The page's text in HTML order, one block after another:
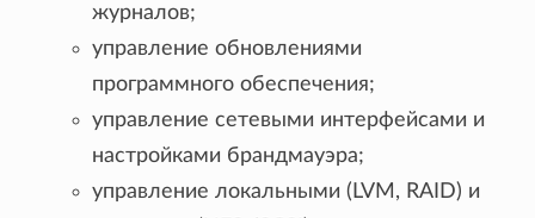
журналов;
управление обновлениями
программного обеспечения;
управление сетевыми интерфейсами и
настройками брандмауэра;
управление локальными (LVM, RAID) и